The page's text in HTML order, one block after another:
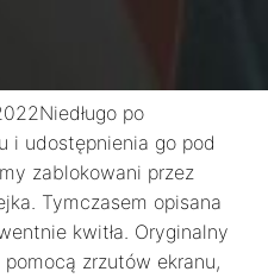
po
i udostępnienia go pod
zablokowani przez
Tymczasem opisana
kwitła. Oryginalny
zrzutów ekranu,